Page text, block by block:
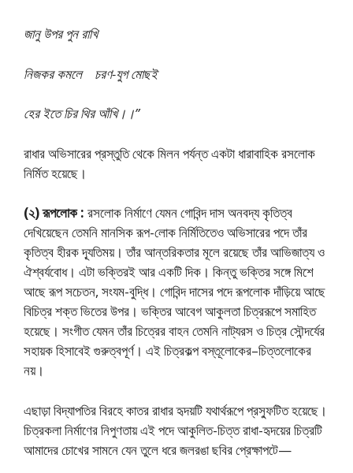
জানু উপর পুন রাখি
নিজকর কমলে চরণ-যুগ মোছই
হের ইতে চির থির আঁখি।।”
রাধার অভিসারের প্রস্তুতি থেকে মিলন পর্যন্ত একটা ধারাবাহিক রসলোক
নির্মিত হয়েছে।
(২) রূপলোক : রসলোক নির্মাণে যেমন গোবিন্দ দাস অনবদ্য কৃতিত্ব
দেখিয়েছেন তেমনি মানসিক রূপ-লোক নির্মিতিতেও অভিসারের পদে তাঁর
কৃতিত্ব হীরক দ্যূতিময়। তাঁর আন্তরিকতার মূলে রয়েছে তাঁর আভিজাত্য ও
ঐশ্বর্যবোধ। এটা ভক্তিরই আর একটি দিক। কিন্তু ভক্তির সঙ্গে মিশে
আছে রূপ সচেতন, সংযম-বুদ্ধি। গোবিন্দ দাসের পদে রূপলোক দাঁড়িয়ে আছে
বিচিত্র শক্ত ভিতের উপর। ভক্তির আবেগ আকুলতা চিত্ররূপে সমাহিত
হয়েছে। সংগীত যেমন তাঁর চিত্রের বাহন তেমনি নাট্যরস ও চিত্র সৌন্দর্যের
সহায়ক হিসাবেই গুরুত্বপূর্ণ। এই চিত্রকল্প বস্তূলোকের–চিত্তলোকের
নয়।
এছাড়া বিদ্যাপতির বিরহে কাতর রাধার হৃদয়টি যথার্থরূপে প্রস্ফুটিত হয়েছে।
চিত্রকলা নির্মাণের নিপুণতায় এই পদে আকুলিত-চিত্ত রাধা-হৃদয়ের চিত্রটি
আমাদের চোখের সামনে যেন তুলে ধরে জলরঙা ছবির প্রেক্ষাপটে—